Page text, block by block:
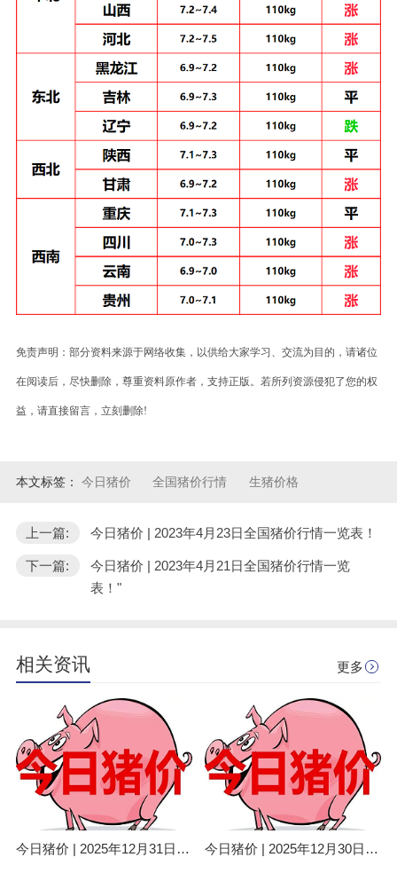
免责声明：部分资料来源于网络收集，以供给大家学习、交流为目的，请诸位
在阅读后，尽快删除，尊重资料原作者，支持正版。若所列资源侵犯了您的权
益，请直接留言，立刻删除!
本文标签： 今日猪价 全国猪价行情 生猪价格
上一篇: 今日猪价 | 2023年4月23日全国猪价行情一览表！
下一篇:
今日猪价 | 2023年4月21日全国猪价行情一览
表！"
相关资讯 更多
今日猪价 | 2025年12月31日全国猪价行情一览表！ 今日猪价 | 2025年12月30日全国猪价行情一览表！